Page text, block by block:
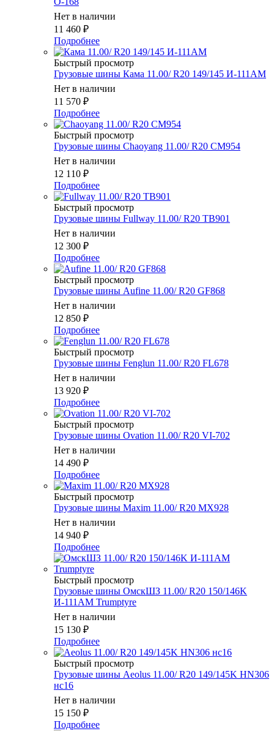
Нет в наличии
11 460 ₽
Подробнее
Быстрый просмотр
Грузовые шины Кама 11.00/ R20 149/145 И-111АМ
Нет в наличии
11 570 ₽
Подробнее
Быстрый просмотр
Грузовые шины Chaoyang 11.00/ R20 CM954
Нет в наличии
12 110 ₽
Подробнее
Быстрый просмотр
Грузовые шины Fullway 11.00/ R20 TB901
Нет в наличии
12 300 ₽
Подробнее
Быстрый просмотр
Грузовые шины Aufine 11.00/ R20 GF868
Нет в наличии
12 850 ₽
Подробнее
Быстрый просмотр
Грузовые шины Fenglun 11.00/ R20 FL678
Нет в наличии
13 920 ₽
Подробнее
Быстрый просмотр
Грузовые шины Ovation 11.00/ R20 VI-702
Нет в наличии
14 490 ₽
Подробнее
Быстрый просмотр
Грузовые шины Maxim 11.00/ R20 MX928
Нет в наличии
14 940 ₽
Подробнее
Быстрый просмотр
Грузовые шины ОмскШЗ 11.00/ R20 150/146K
И-111AM Trumptyre
Нет в наличии
15 130 ₽
Подробнее
Быстрый просмотр
Грузовые шины Aeolus 11.00/ R20 149/145K HN306
нс16
Нет в наличии
15 150 ₽
Подробнее